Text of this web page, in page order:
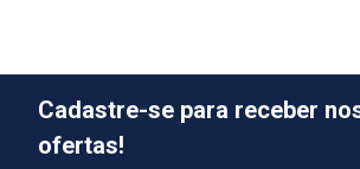
Cadastre-se para receber
ofertas!